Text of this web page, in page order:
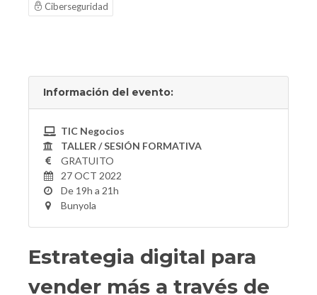
Ciberseguridad
Información del evento:
TIC Negocios
TALLER / SESIÓN FORMATIVA
GRATUITO
27 OCT 2022
De 19h a 21h
Bunyola
Estrategia digital para
vender más a través de